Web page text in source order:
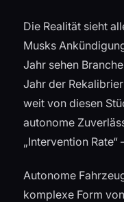
Die Realität sieht
Musks
Jahr sehen
Jahr der
weit von diesen
autonome
„Intervention
Autonome
komplexe Form